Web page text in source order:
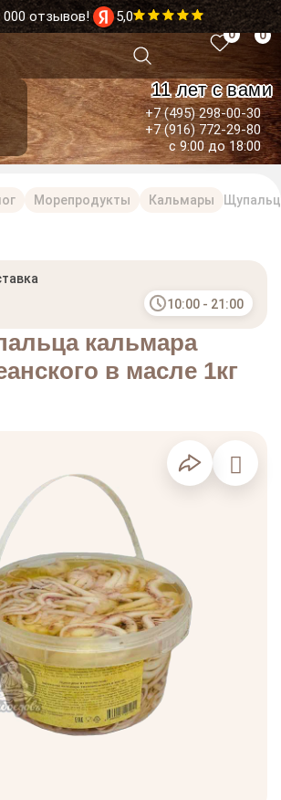
000 отзывов! 5,0
11 лет с вами
+7 (495) 298-00-30
+7 (916) 772-29-80
с 9:00 до 18:00
0 0
Морепродукты Кальмары
кальмара
в масле 1кг
10:00 - 21:00